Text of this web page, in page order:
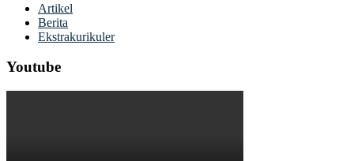
Artikel
Berita
Ekstrakurikuler
Youtube